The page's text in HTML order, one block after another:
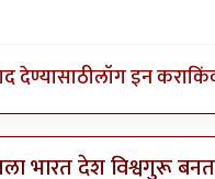
देण्यासाठीलॉग इन करा
भारत देश विश्वगुरू